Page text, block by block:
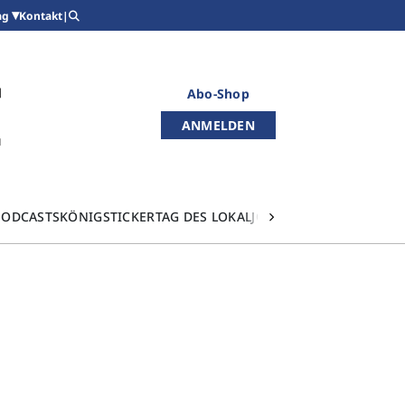
Kontakt|
Abo-Shop
ANMELDEN
KÖNIGSTICKERTAG DES LOKALJOURNALISMUS